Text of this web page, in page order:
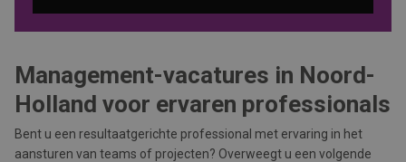
Management-vacatures in Noord-
Holland voor ervaren professionals
Bent u een resultaatgerichte professional met ervaring in het
aansturen van teams of projecten? Overweegt u een volgende